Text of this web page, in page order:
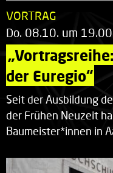
VORTRAG
Do. 08.10. um
der Euregio“
Seit der Ausbildung
der Frühen Neuzeit
Baumeister*innen in